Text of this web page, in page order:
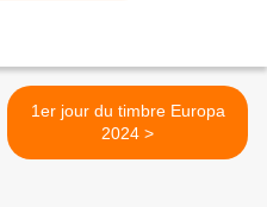
1er jour du timbre Europa
2024 >